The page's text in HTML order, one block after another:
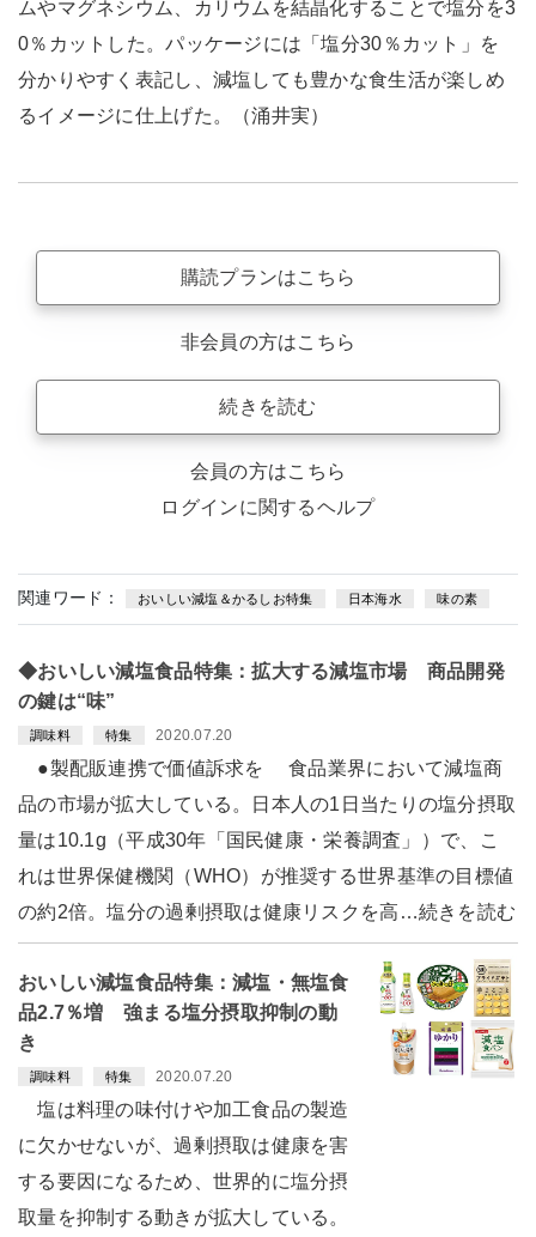
ムやマグネシウム、カリウムを結晶化することで塩分を3
0％カットした。パッケージには「塩分30％カット」を
分かりやすく表記し、減塩しても豊かな食生活が楽しめ
るイメージに仕上げた。（涌井実）
購読プランはこちら
非会員の方はこちら
続きを読む
会員の方はこちら
ログインに関するヘルプ
関連ワード： おいしい減塩＆かるしお特集 日本海水 味の素
◆おいしい減塩食品特集：拡大する減塩市場 商品開発
の鍵は“味”
調味料 特集 2020.07.20
●製配販連携で価値訴求を 食品業界において減塩商
品の市場が拡大している。日本人の1日当たりの塩分摂取
量は10.1g（平成30年「国民健康・栄養調査」）で、こ
れは世界保健機関（WHO）が推奨する世界基準の目標値
の約2倍。塩分の過剰摂取は健康リスクを高…続きを読む
おいしい減塩食品特集：減塩・無塩食
品2.7％増 強まる塩分摂取抑制の動
き
調味料 特集 2020.07.20
塩は料理の味付けや加工食品の製造
に欠かせないが、過剰摂取は健康を害
する要因になるため、世界的に塩分摂
取量を抑制する動きが拡大している。